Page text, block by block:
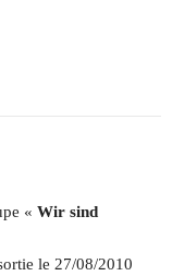
« Wir sind
le 27/08/2010